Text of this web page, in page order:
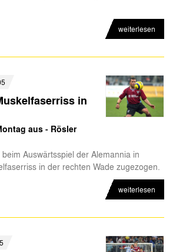
weiterlesen
in
aus - Rösler
Auswärtsspiel der Alemannia in
in der rechten Wade zugezogen.
weiterlesen